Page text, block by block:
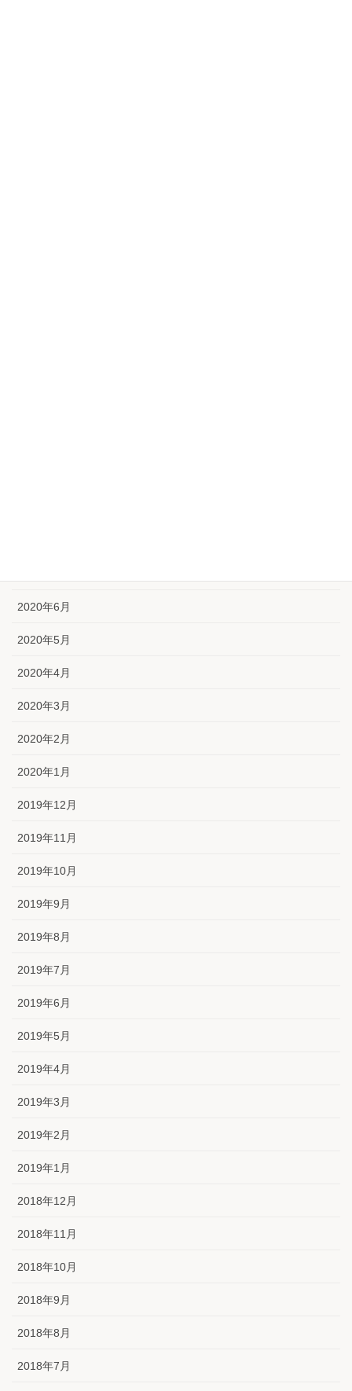
2020年6月
2020年5月
2020年4月
2020年3月
2020年2月
2020年1月
2019年12月
2019年11月
2019年10月
2019年9月
2019年8月
2019年7月
2019年6月
2019年5月
2019年4月
2019年3月
2019年2月
2019年1月
2018年12月
2018年11月
2018年10月
2018年9月
2018年8月
2018年7月